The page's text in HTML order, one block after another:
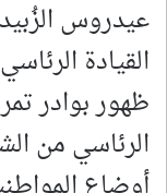
عيدروس
القيادة
ظهور بوادر
الرئاسي من